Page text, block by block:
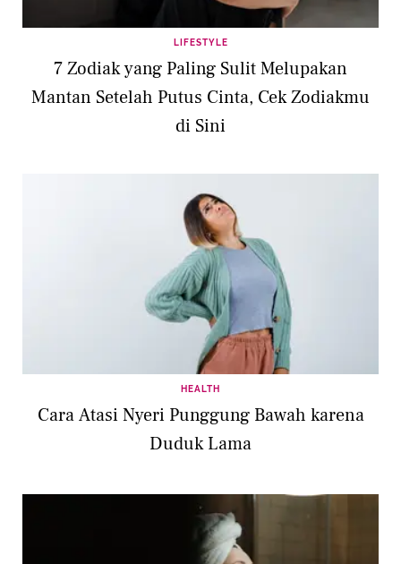
LIFESTYLE
7 Zodiak yang Paling Sulit Melupakan
Mantan Setelah Putus Cinta, Cek Zodiakmu
di Sini
HEALTH
Cara Atasi Nyeri Punggung Bawah karena
Duduk Lama